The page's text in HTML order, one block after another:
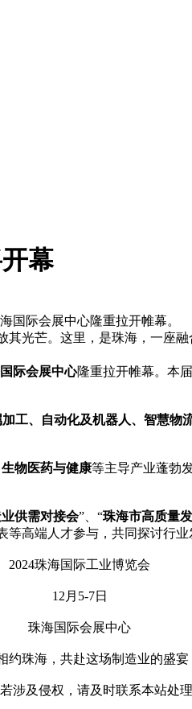
幕
国际会展中心隆重拉开帷幕。
芒。这里，是珠海，一座
际会展中心隆重拉开帷幕。本
工、自动化及机器人、智慧物
物医药与健康等主导产业蓬勃
供需对接会”、“珠海市高质量
高端人才参与，共同探讨行
珠海国际工业博览会
12月5-7日
珠海国际会展中心
珠海，共赴这场制造业的盛宴
及侵权，请及时联系本站处